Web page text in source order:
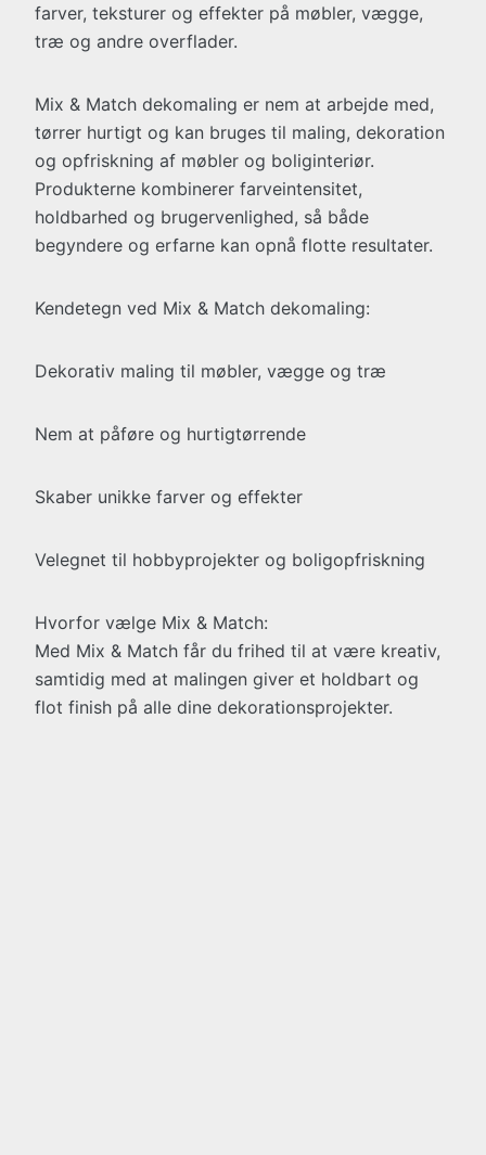
farver, teksturer og effekter på møbler, vægge,
træ og andre overflader.
Mix & Match dekomaling er nem at arbejde med,
tørrer hurtigt og kan bruges til maling, dekoration
og opfriskning af møbler og boliginteriør.
Produkterne kombinerer farveintensitet,
holdbarhed og brugervenlighed, så både
begyndere og erfarne kan opnå flotte resultater.
Kendetegn ved Mix & Match dekomaling:
Dekorativ maling til møbler, vægge og træ
Nem at påføre og hurtigtørrende
Skaber unikke farver og effekter
Velegnet til hobbyprojekter og boligopfriskning
Hvorfor vælge Mix & Match:
Med Mix & Match får du frihed til at være kreativ,
samtidig med at malingen giver et holdbart og
flot finish på alle dine dekorationsprojekter.